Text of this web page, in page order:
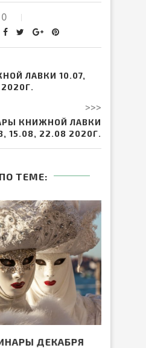
0
ЛАВКИ 10.07,
2020Г.
>>>
КНИЖНОЙ ЛАВКИ
15.08, 22.08 2020Г.
ТЕМЕ:
ДЕКАБРЯ